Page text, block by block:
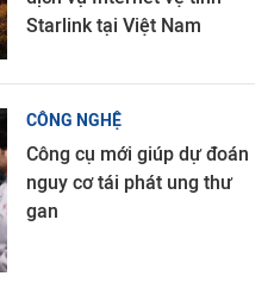
Starlink tại Việt Nam
CÔNG NGHỆ
Công cụ mới giúp dự đoán
nguy cơ tái phát ung thư
gan